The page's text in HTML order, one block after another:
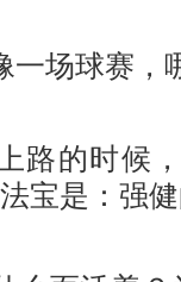
一场球赛，
路的时候
宝是：强